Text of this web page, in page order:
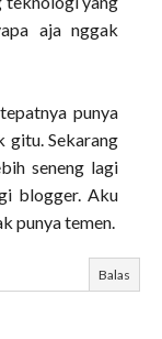
aja nggak
punya
gitu. Sekarang
seneng lagi
blogger. Aku
punya temen.
Balas